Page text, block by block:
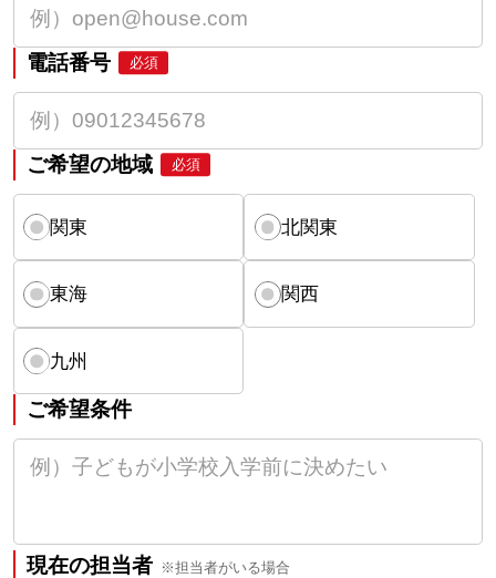
電話番号 必須
ご希望の地域 必須
関東 北関東
東海 関西
九州
ご希望条件
現在の担当者 ※担当者がいる場合